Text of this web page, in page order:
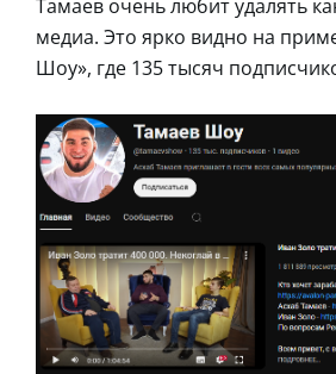
Тамаев очень любит удалять
медиа. Это ярко видно на
Шоу», где 135 тысяч